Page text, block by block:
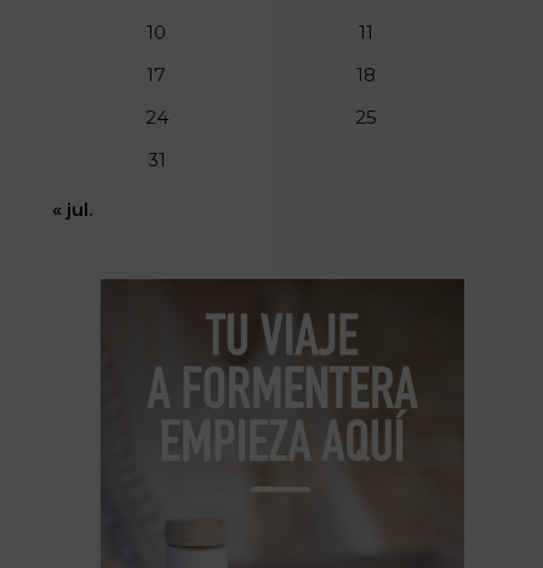
10
11
17
18
24
25
31
« jul.